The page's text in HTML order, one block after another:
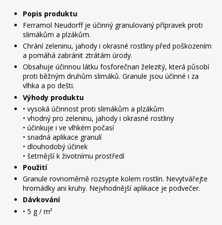
Popis produktu
Ferramol Neudorff je účinný granulovaný přípravek proti
slimákům a plzákům.
Chrání zeleninu, jahody i okrasné rostliny před poškozením
a pomáhá zabránit ztrátám úrody.
Obsahuje účinnou látku fosforečnan železitý, která působí
proti běžným druhům slimáků. Granule jsou účinné i za
vlhka a po dešti.
Výhody produktu
• vysoká účinnost proti slimákům a plzákům
• vhodný pro zeleninu, jahody i okrasné rostliny
• účinkuje i ve vlhkém počasí
• snadná aplikace granulí
• dlouhodobý účinek
• šetrnější k životnímu prostředí
Použití
Granule rovnoměrně rozsypte kolem rostlin. Nevytvářejte
hromádky ani kruhy. Nejvhodnější aplikace je podvečer.
Dávkování
• 5 g / m²